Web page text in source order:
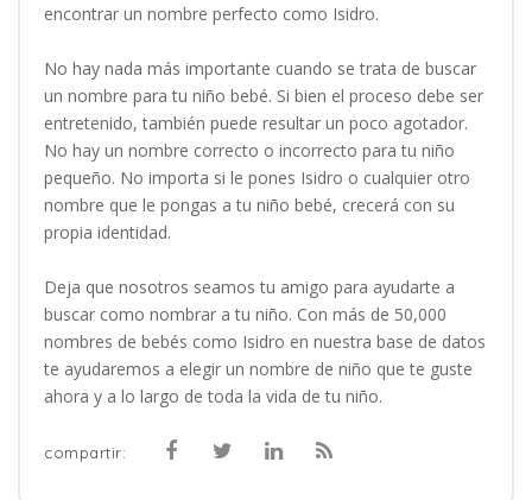
encontrar un nombre perfecto como Isidro.
No hay nada más importante cuando se trata de buscar
un nombre para tu niño bebé. Si bien el proceso debe ser
entretenido, también puede resultar un poco agotador.
No hay un nombre correcto o incorrecto para tu niño
pequeño. No importa si le pones Isidro o cualquier otro
nombre que le pongas a tu niño bebé, crecerá con su
propia identidad.
Deja que nosotros seamos tu amigo para ayudarte a
buscar como nombrar a tu niño. Con más de 50,000
nombres de bebés como Isidro en nuestra base de datos
te ayudaremos a elegir un nombre de niño que te guste
ahora y a lo largo de toda la vida de tu niño.
compartir: